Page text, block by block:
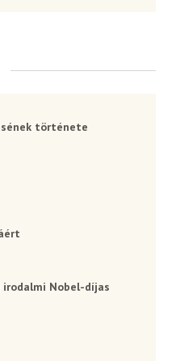
története
Nobel-díjas